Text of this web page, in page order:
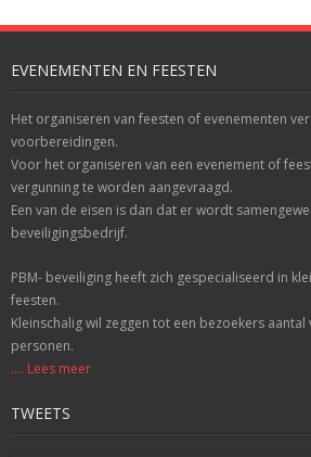
EVENEMENTEN EN FEESTEN
Het organiseren van feesten of evenementen
voorbereidingen.
Voor het organiseren van een evenement of
vergunning te worden aangevraagd.
Een van de eisen is dan dat er wordt
beveiligingsbedrijf.
PBM- beveiliging heeft zich gespecialiseerd in
feesten.
Kleinschalig wil zeggen tot een bezoekers
personen.
.... Lees meer
TWEETS